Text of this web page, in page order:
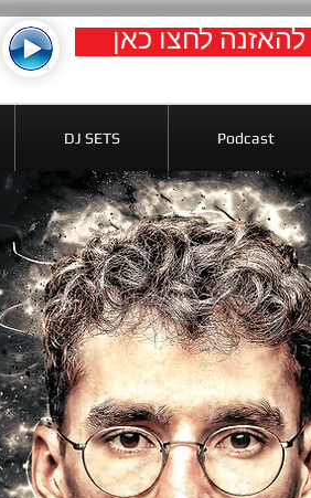
להאזנה לחצו כאן
DJ SETS Podcast